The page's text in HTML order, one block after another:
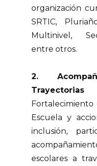
organización
SRTIC,
Multinivel,
entre otros.
2.
Fortalecimiento
Escuela y
inclusión,
escolares a